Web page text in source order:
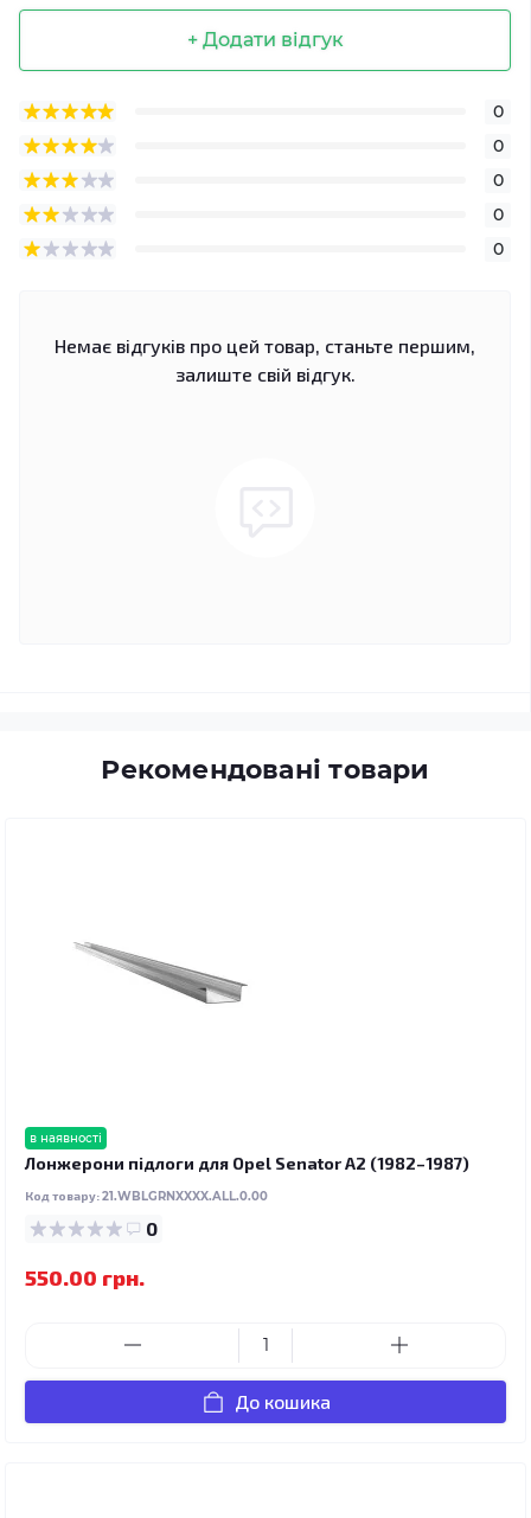
+ Додати відгук
0
0
0
0
0
Немає відгуків про цей товар, станьте першим,
залиште свій відгук.
Рекомендовані товари
в наявності
Лонжерони підлоги для Opel Senator A2 (1982–1987)
Код товару:21.WBLGRNXXXX.ALL.0.00
0
550.00 грн.
До кошика